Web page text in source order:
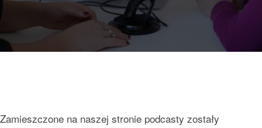
Zamieszczone na naszej stronie podcasty zostały